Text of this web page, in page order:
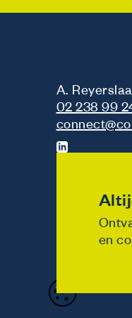
A.
02 238 99
en
Privacybeleid